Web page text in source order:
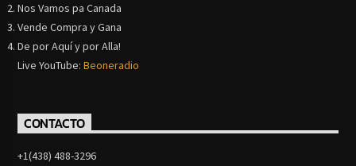
Nos Vamos pa Canada
Vende Compra y Gana
De por Aquí y por Alla!
Live YouTube:Beoneradio
CONTACTO
+1(438) 488-3296